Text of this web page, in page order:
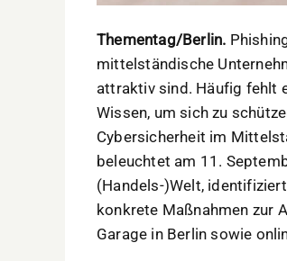
Thementag/Berlin.
mittelständische
attraktiv sind. Häufig fehlt
Wissen, um sich zu
Cybersicherheit im
beleuchtet am 11.
(Handels-)Welt,
konkrete Maßnahmen zur
Garage in Berlin sowie